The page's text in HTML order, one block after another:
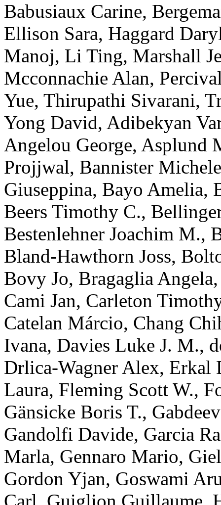
Babusiaux Carine,
Ellison Sara, Haggard
Manoj, Li Ting, Marshall
Mcconnachie Alan,
Yue, Thirupathi Sivarani,
Yong David, Adibekyan
Angelou George, Asplund
Projjwal, Bannister Michele
Giuseppina, Bayo Amelia,
Beers Timothy C.,
Bestenlehner Joachim M.,
Bland-Hawthorn Joss,
Bovy Jo, Bragaglia Angela
Cami Jan, Carleton
Catelan Márcio, Chang
Ivana, Davies Luke J. M.,
Drlica-Wagner Alex, Erkal
Laura, Fleming Scott W.,
Gänsicke Boris T., Gabdeev
Gandolfi Davide, Garcia
Marla, Gennaro Mario,
Gordon Yjan, Goswami